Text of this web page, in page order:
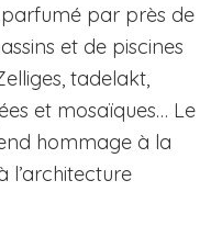
par près de
et de piscines
tadelakt,
et mosaïques… Le
hommage à la
l’architecture